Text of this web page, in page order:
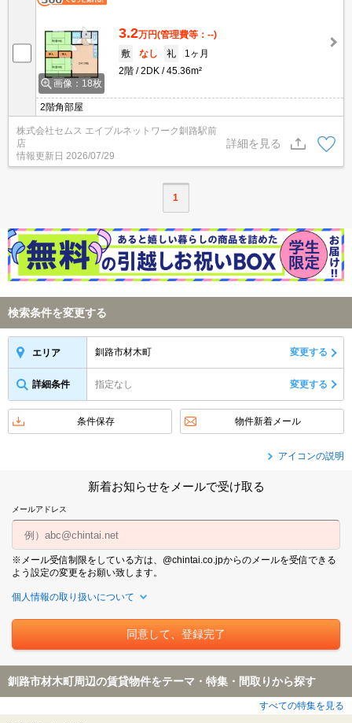
画像：18枚
3.2万円(管理費等：--)
敷
なし 礼
1ヶ月
2階
2DK 45.36m²
2階角部屋
株式会社セムス エイブルネットワーク釧路駅前
店
情報更新日 2026/07/29
詳細を見る
1
検索条件を変更する
エリア 釧路市材木町 変更する
詳細条件 指定なし 変更する
条件保存 物件新着メール
アイコンの説明
新着お知らせをメールで受け取る
メールアドレス
※メール受信制限をしている方は、@chintai.co.jpからのメールを受信できる
よう設定の変更をお願い致します。
個人情報の取り扱いについて
釧路市材木町周辺の賃貸物件をテーマ・特集・間取りから探す
すべての特集を見る